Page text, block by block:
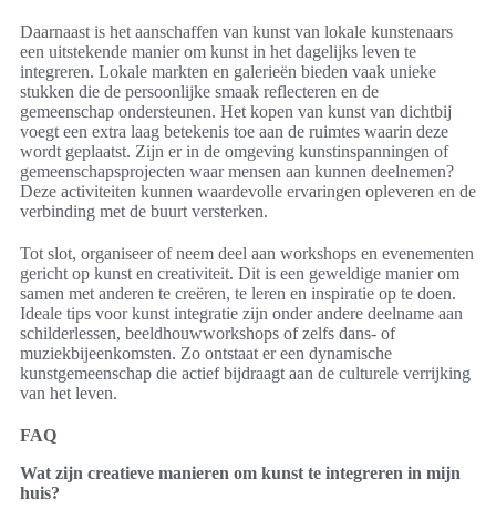
Daarnaast is het aanschaffen van kunst van lokale kunstenaars
een uitstekende manier om kunst in het dagelijks leven te
integreren. Lokale markten en galerieën bieden vaak unieke
stukken die de persoonlijke smaak reflecteren en de
gemeenschap ondersteunen. Het kopen van kunst van dichtbij
voegt een extra laag betekenis toe aan de ruimtes waarin deze
wordt geplaatst. Zijn er in de omgeving kunstinspanningen of
gemeenschapsprojecten waar mensen aan kunnen deelnemen?
Deze activiteiten kunnen waardevolle ervaringen opleveren en de
verbinding met de buurt versterken.
Tot slot, organiseer of neem deel aan workshops en evenementen
gericht op kunst en creativiteit. Dit is een geweldige manier om
samen met anderen te creëren, te leren en inspiratie op te doen.
Ideale tips voor kunst integratie zijn onder andere deelname aan
schilderlessen, beeldhouwworkshops of zelfs dans- of
muziekbijeenkomsten. Zo ontstaat er een dynamische
kunstgemeenschap die actief bijdraagt aan de culturele verrijking
van het leven.
FAQ
Wat zijn creatieve manieren om kunst te integreren in mijn
huis?